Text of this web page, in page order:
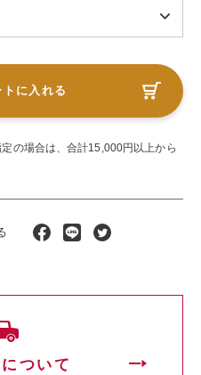
に入れる
の場合は、合計15,000円以上から
ついて